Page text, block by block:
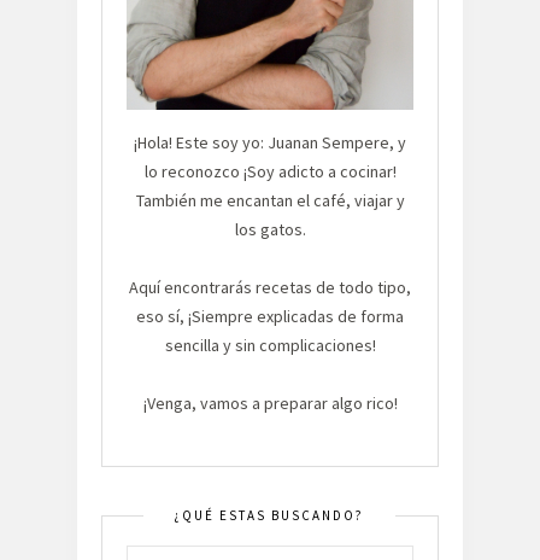
¡Hola! Este soy yo: Juanan Sempere, y
lo reconozco ¡Soy adicto a cocinar!
También me encantan el café, viajar y
los gatos.
Aquí encontrarás recetas de todo tipo,
eso sí, ¡Siempre explicadas de forma
sencilla y sin complicaciones!
¡Venga, vamos a preparar algo rico!
¿QUÉ ESTAS BUSCANDO?